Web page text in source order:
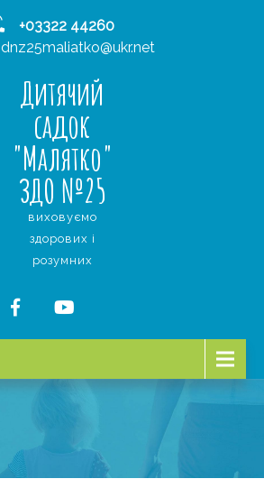
+03322 44260
dnz25maliatko@ukr.net
Дитячий
садок
"Малятко"
ЗДО №25
виховуємо
здорових і
розумних